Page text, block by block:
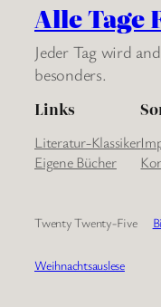
Alle Tage
Jeder Tag wird
besonders.
Links
Literatur-Klassiker
Eigene Bücher
Twenty Twenty-Five
Weihnachtsauslese